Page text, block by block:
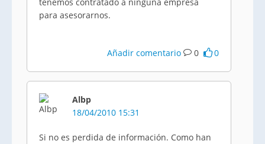
para asesorarnos.
Añadir comentario 0 0
Albp
18/04/2010 15:31
Si no es perdida de información. Como han